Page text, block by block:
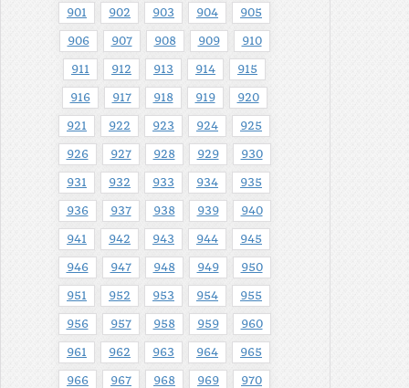
901 902 903 904 905
906 907 908 909 910
911 912 913 914 915
916 917 918 919 920
921 922 923 924 925
926 927 928 929 930
931 932 933 934 935
936 937 938 939 940
941 942 943 944 945
946 947 948 949 950
951 952 953 954 955
956 957 958 959 960
961 962 963 964 965
966 967 968 969 970